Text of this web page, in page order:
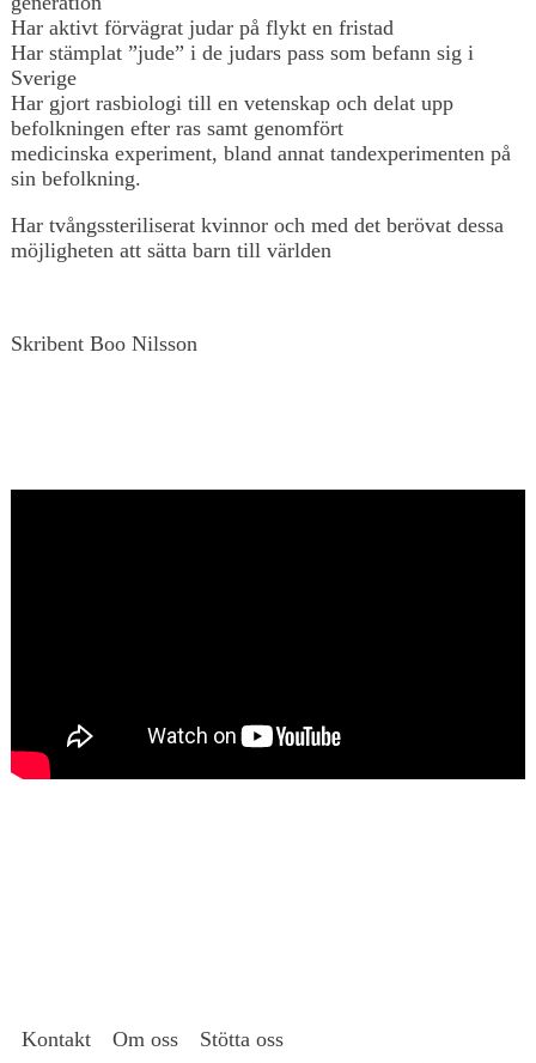
Har aktivt förvägrat judar på flykt en fristad
Har stämplat ”jude” i de judars pass som befann sig i
Sverige
Har gjort rasbiologi till en vetenskap och delat upp
befolkningen efter ras samt genomfört
medicinska experiment, bland annat tandexperimenten på
sin befolkning.
Har tvångssteriliserat kvinnor och med det berövat dessa
möjligheten att sätta barn till världen
Skribent Boo Nilsson
Kontakt Om oss
Stötta oss